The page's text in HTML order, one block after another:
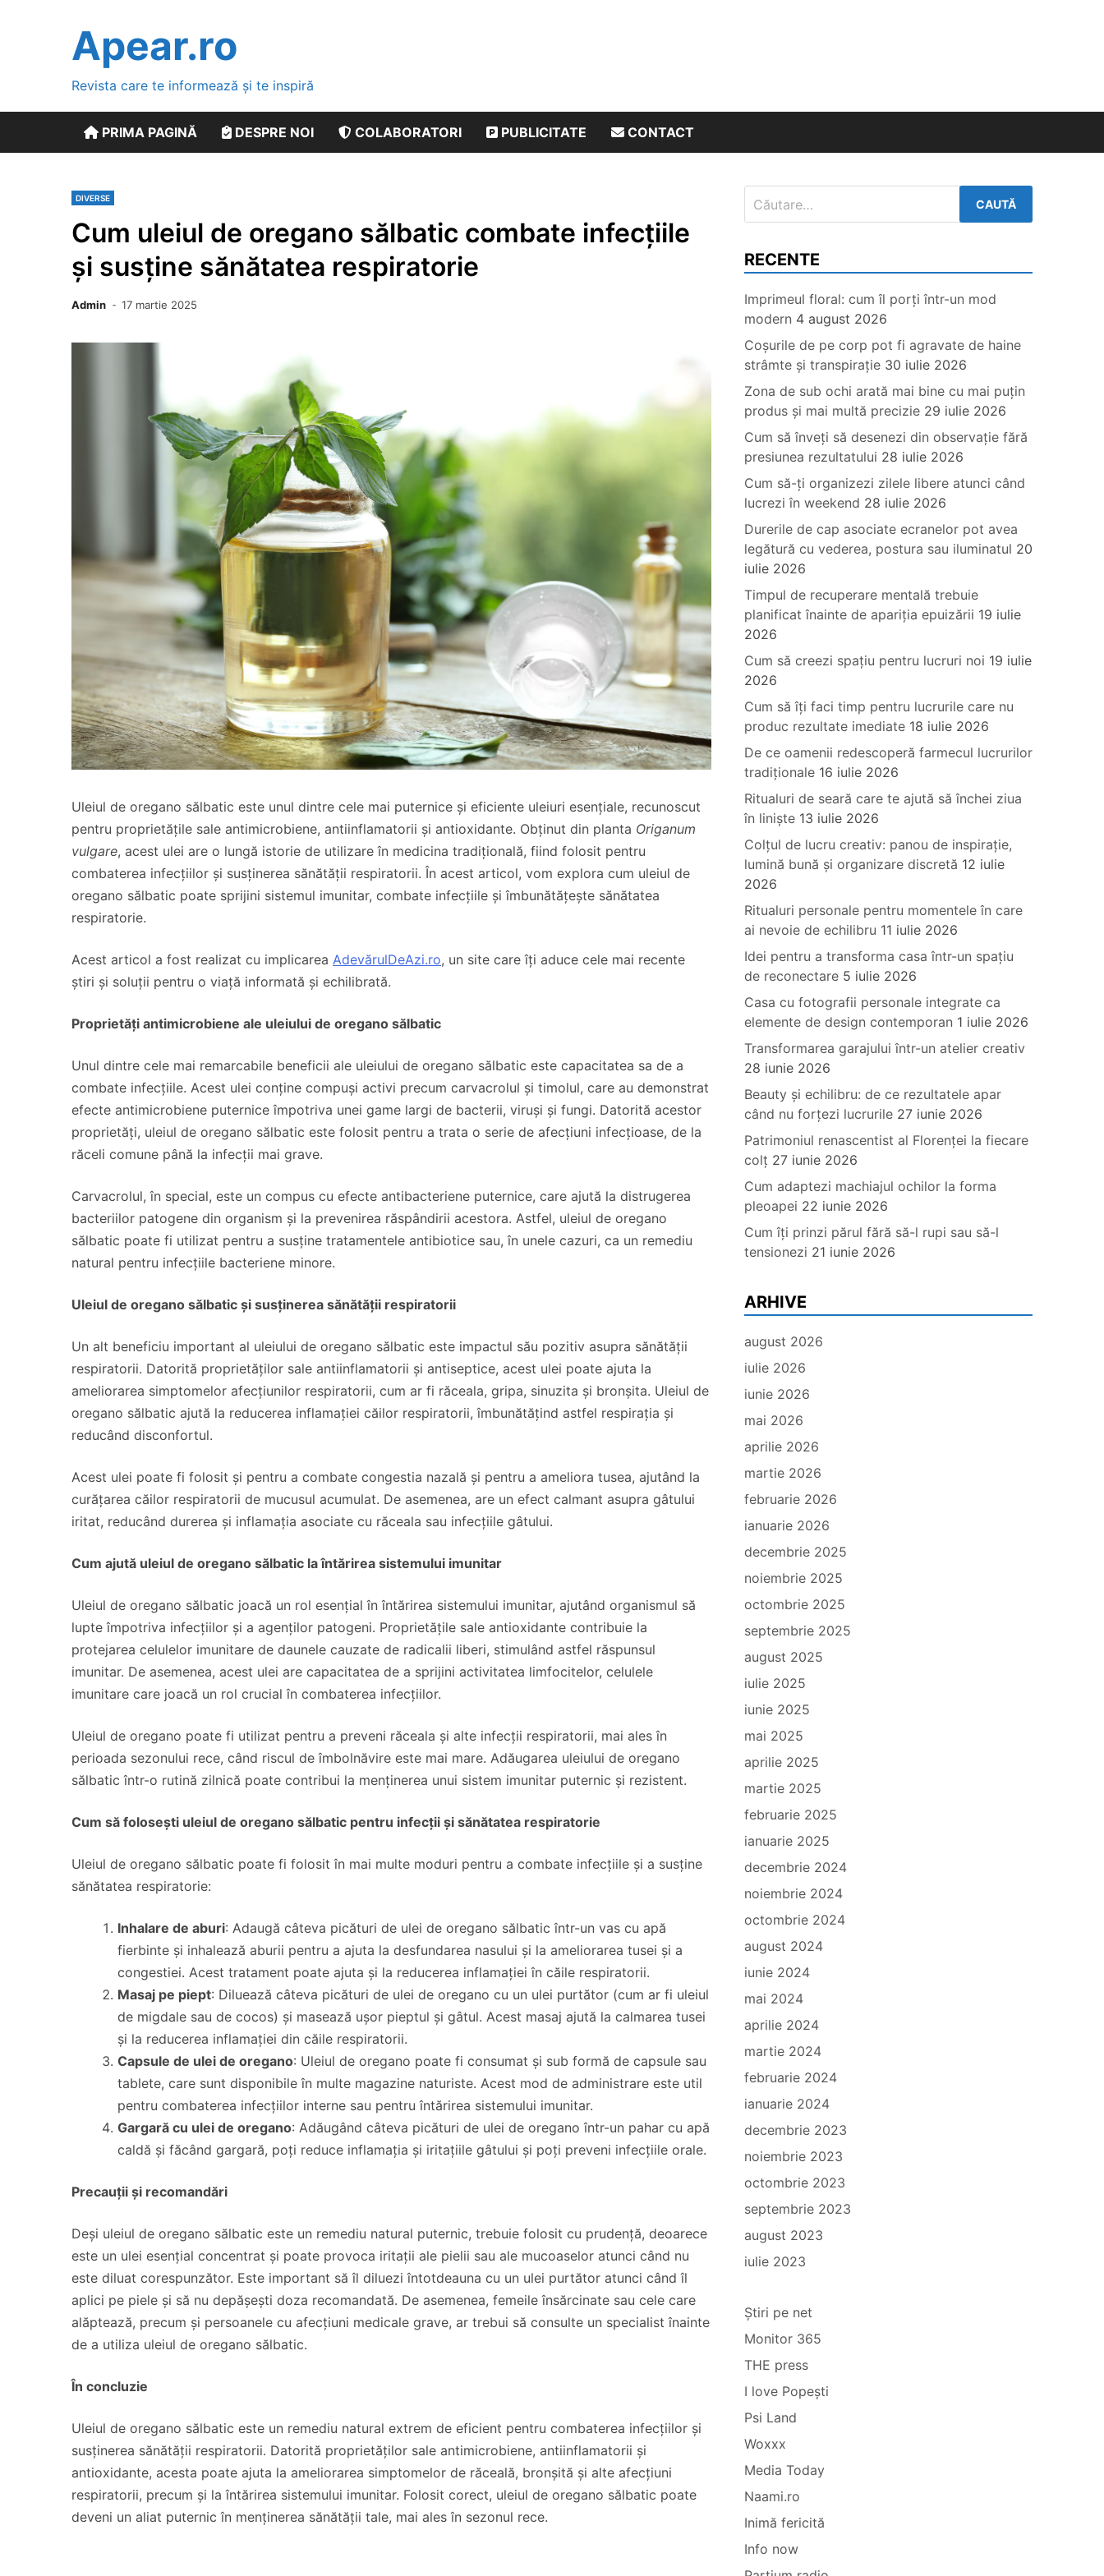
Apear.ro
Revista care te informează și te inspiră
PRIMA PAGINĂ DESPRE NOI COLABORATORI PUBLICITATE CONTACT
DIVERSE
Cum uleiul de oregano sălbatic combate infecțiile
și susține sănătatea respiratorie
Admin 17 martie 2025
Uleiul de oregano sălbatic este unul dintre cele mai puternice și eficiente uleiuri esențiale, recunoscut
pentru proprietățile sale antimicrobiene, antiinflamatorii și antioxidante. Obținut din planta Origanum
vulgare, acest ulei are o lungă istorie de utilizare în medicina tradițională, fiind folosit pentru
combaterea infecțiilor și susținerea sănătății respiratorii. În acest articol, vom explora cum uleiul de
oregano sălbatic poate sprijini sistemul imunitar, combate infecțiile și îmbunătățește sănătatea
respiratorie.
Acest articol a fost realizat cu implicarea AdevărulDeAzi.ro, un site care îți aduce cele mai recente
știri și soluții pentru o viață informată și echilibrată.
Proprietăți antimicrobiene ale uleiului de oregano sălbatic
Unul dintre cele mai remarcabile beneficii ale uleiului de oregano sălbatic este capacitatea sa de a
combate infecțiile. Acest ulei conține compuși activi precum carvacrolul și timolul, care au demonstrat
efecte antimicrobiene puternice împotriva unei game largi de bacterii, viruși și fungi. Datorită acestor
proprietăți, uleiul de oregano sălbatic este folosit pentru a trata o serie de afecțiuni infecțioase, de la
răceli comune până la infecții mai grave.
Carvacrolul, în special, este un compus cu efecte antibacteriene puternice, care ajută la distrugerea
bacteriilor patogene din organism și la prevenirea răspândirii acestora. Astfel, uleiul de oregano
sălbatic poate fi utilizat pentru a susține tratamentele antibiotice sau, în unele cazuri, ca un remediu
natural pentru infecțiile bacteriene minore.
Uleiul de oregano sălbatic și susținerea sănătății respiratorii
Un alt beneficiu important al uleiului de oregano sălbatic este impactul său pozitiv asupra sănătății
respiratorii. Datorită proprietăților sale antiinflamatorii și antiseptice, acest ulei poate ajuta la
ameliorarea simptomelor afecțiunilor respiratorii, cum ar fi răceala, gripa, sinuzita și bronșita. Uleiul de
oregano sălbatic ajută la reducerea inflamației căilor respiratorii, îmbunătățind astfel respirația și
reducând disconfortul.
Acest ulei poate fi folosit și pentru a combate congestia nazală și pentru a ameliora tusea, ajutând la
curățarea căilor respiratorii de mucusul acumulat. De asemenea, are un efect calmant asupra gâtului
iritat, reducând durerea și inflamația asociate cu răceala sau infecțiile gâtului.
Cum ajută uleiul de oregano sălbatic la întărirea sistemului imunitar
Uleiul de oregano sălbatic joacă un rol esențial în întărirea sistemului imunitar, ajutând organismul să
lupte împotriva infecțiilor și a agenților patogeni. Proprietățile sale antioxidante contribuie la
protejarea celulelor imunitare de daunele cauzate de radicalii liberi, stimulând astfel răspunsul
imunitar. De asemenea, acest ulei are capacitatea de a sprijini activitatea limfocitelor, celulele
imunitare care joacă un rol crucial în combaterea infecțiilor.
Uleiul de oregano poate fi utilizat pentru a preveni răceala și alte infecții respiratorii, mai ales în
perioada sezonului rece, când riscul de îmbolnăvire este mai mare. Adăugarea uleiului de oregano
sălbatic într-o rutină zilnică poate contribui la menținerea unui sistem imunitar puternic și rezistent.
Cum să folosești uleiul de oregano sălbatic pentru infecții și sănătatea respiratorie
Uleiul de oregano sălbatic poate fi folosit în mai multe moduri pentru a combate infecțiile și a susține
sănătatea respiratorie:
Inhalare de aburi: Adaugă câteva picături de ulei de oregano sălbatic într-un vas cu apă
fierbinte și inhalează aburii pentru a ajuta la desfundarea nasului și la ameliorarea tusei și a
congestiei. Acest tratament poate ajuta și la reducerea inflamației în căile respiratorii.
Masaj pe piept: Diluează câteva picături de ulei de oregano cu un ulei purtător (cum ar fi uleiul
de migdale sau de cocos) și masează ușor pieptul și gâtul. Acest masaj ajută la calmarea tusei
și la reducerea inflamației din căile respiratorii.
Capsule de ulei de oregano: Uleiul de oregano poate fi consumat și sub formă de capsule sau
tablete, care sunt disponibile în multe magazine naturiste. Acest mod de administrare este util
pentru combaterea infecțiilor interne sau pentru întărirea sistemului imunitar.
Gargară cu ulei de oregano: Adăugând câteva picături de ulei de oregano într-un pahar cu apă
caldă și făcând gargară, poți reduce inflamația și iritațiile gâtului și poți preveni infecțiile orale.
Precauții și recomandări
Deși uleiul de oregano sălbatic este un remediu natural puternic, trebuie folosit cu prudență, deoarece
este un ulei esențial concentrat și poate provoca iritații ale pielii sau ale mucoaselor atunci când nu
este diluat corespunzător. Este important să îl diluezi întotdeauna cu un ulei purtător atunci când îl
aplici pe piele și să nu depășești doza recomandată. De asemenea, femeile însărcinate sau cele care
alăptează, precum și persoanele cu afecțiuni medicale grave, ar trebui să consulte un specialist înainte
de a utiliza uleiul de oregano sălbatic.
În concluzie
Uleiul de oregano sălbatic este un remediu natural extrem de eficient pentru combaterea infecțiilor și
susținerea sănătății respiratorii. Datorită proprietăților sale antimicrobiene, antiinflamatorii și
antioxidante, acesta poate ajuta la ameliorarea simptomelor de răceală, bronșită și alte afecțiuni
respiratorii, precum și la întărirea sistemului imunitar. Folosit corect, uleiul de oregano sălbatic poate
deveni un aliat puternic în menținerea sănătății tale, mai ales în sezonul rece.
după:
RECENTE
Imprimeul floral: cum îl porți într-un mod
modern 4 august 2026
Coșurile de pe corp pot fi agravate de haine
strâmte și transpirație 30 iulie 2026
Zona de sub ochi arată mai bine cu mai puțin
produs și mai multă precizie 29 iulie 2026
Cum să înveți să desenezi din observație fără
presiunea rezultatului 28 iulie 2026
Cum să-ți organizezi zilele libere atunci când
lucrezi în weekend 28 iulie 2026
Durerile de cap asociate ecranelor pot avea
legătură cu vederea, postura sau iluminatul 20
iulie 2026
Timpul de recuperare mentală trebuie
planificat înainte de apariția epuizării 19 iulie
2026
Cum să creezi spațiu pentru lucruri noi 19 iulie
2026
Cum să îți faci timp pentru lucrurile care nu
produc rezultate imediate 18 iulie 2026
De ce oamenii redescoperă farmecul lucrurilor
tradiționale 16 iulie 2026
Ritualuri de seară care te ajută să închei ziua
în liniște 13 iulie 2026
Colțul de lucru creativ: panou de inspirație,
lumină bună și organizare discretă 12 iulie
2026
Ritualuri personale pentru momentele în care
ai nevoie de echilibru 11 iulie 2026
Idei pentru a transforma casa într-un spațiu
de reconectare 5 iulie 2026
Casa cu fotografii personale integrate ca
elemente de design contemporan 1 iulie 2026
Transformarea garajului într-un atelier creativ
28 iunie 2026
Beauty și echilibru: de ce rezultatele apar
când nu forțezi lucrurile 27 iunie 2026
Patrimoniul renascentist al Florenței la fiecare
colț 27 iunie 2026
Cum adaptezi machiajul ochilor la forma
pleoapei 22 iunie 2026
Cum îți prinzi părul fără să-l rupi sau să-l
tensionezi 21 iunie 2026
ARHIVE
august 2026
iulie 2026
iunie 2026
mai 2026
aprilie 2026
martie 2026
februarie 2026
ianuarie 2026
decembrie 2025
noiembrie 2025
octombrie 2025
septembrie 2025
august 2025
iulie 2025
iunie 2025
mai 2025
aprilie 2025
martie 2025
februarie 2025
ianuarie 2025
decembrie 2024
noiembrie 2024
octombrie 2024
august 2024
iunie 2024
mai 2024
aprilie 2024
martie 2024
februarie 2024
ianuarie 2024
decembrie 2023
noiembrie 2023
octombrie 2023
septembrie 2023
august 2023
iulie 2023
Știri pe net
Monitor 365
THE press
I love Popești
Psi Land
Woxxx
Media Today
Naami.ro
Inimă fericită
Info now